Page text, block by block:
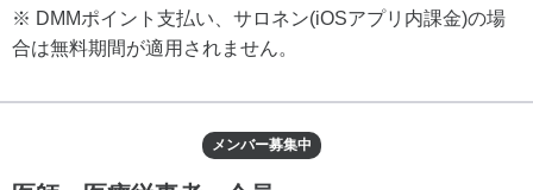
※ DMMポイント支払い、サロネン(iOSアプリ内課金)の場
合は無料期間が適用されません。
メンバー募集中